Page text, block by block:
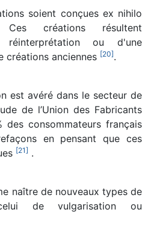
soient conçues ex nihilo
créations résultent
réinterprétation ou d'une
créations anciennes [20].
est avéré dans le secteur de
de l’Union des Fabricants
des consommateurs français
en pensant que ces
[21] .
naître de nouveaux types de
de vulgarisation ou